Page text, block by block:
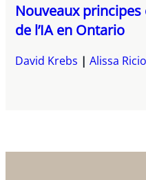
Nouveaux
de l’IA en Ontario
David Krebs Alissa